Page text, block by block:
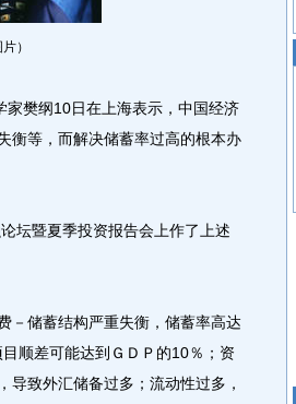
）
樊纲10日在上海表示，中国经济
衡等，而解决储蓄率过高的根本办
暨夏季投资报告会上作了上述
储蓄结构严重失衡，储蓄率高达
顺差可能达到ＧＤＰ的10％；资
致外汇储备过多；流动性过多，